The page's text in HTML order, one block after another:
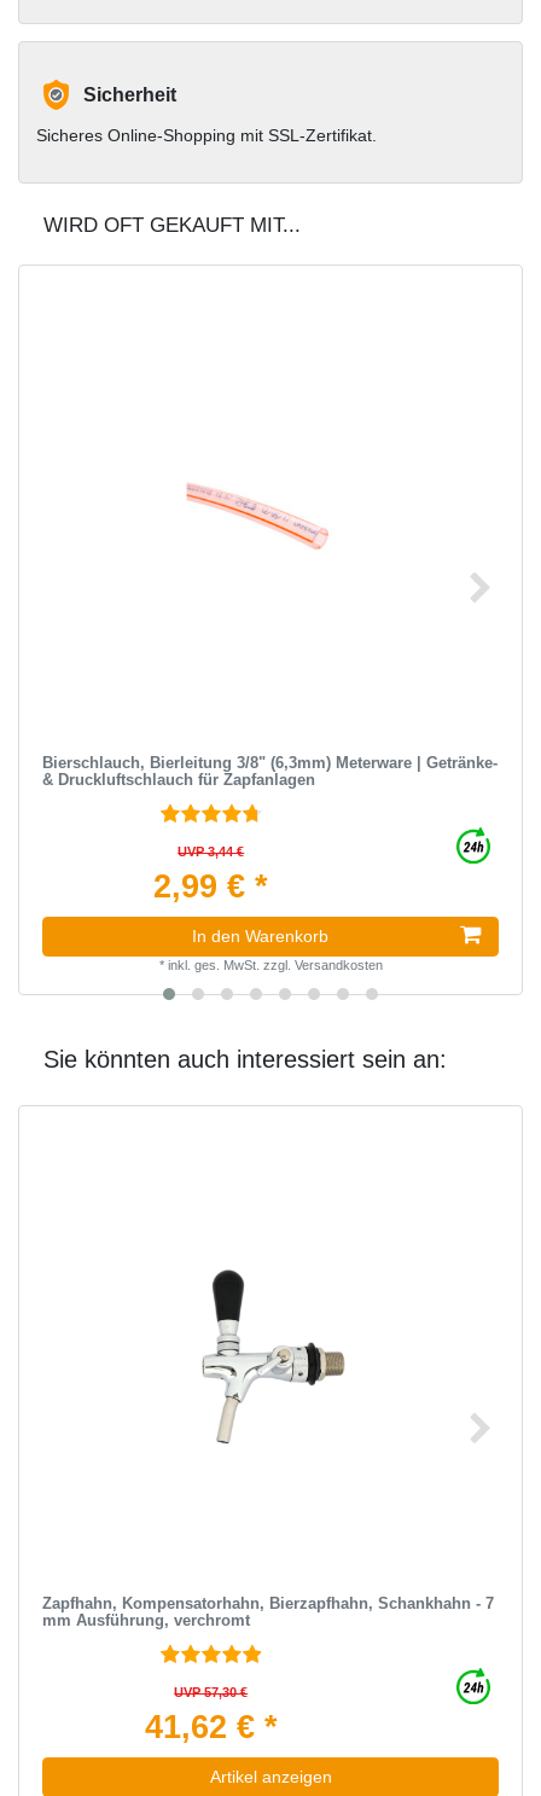
Sicherheit
Sicheres Online-Shopping mit SSL-Zertifikat.
WIRD OFT GEKAUFT MIT...
Bierschlauch, Bierleitung 3/8" (6,3mm) Meterware | Getränke-
& Druckluftschlauch für Zapfanlagen
UVP 3,44 €
2,99 € *
In den Warenkorb
* inkl. ges. MwSt. zzgl. Versandkosten
Sie könnten auch interessiert sein an:
Zapfhahn, Kompensatorhahn, Bierzapfhahn, Schankhahn - 7
mm Ausführung, verchromt
UVP 57,30 €
41,62 € *
Artikel anzeigen